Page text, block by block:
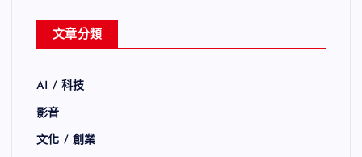
文章分類
AI / 科技
影音
文化 / 創業